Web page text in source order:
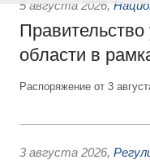
5 августа 2026,
области в
Распоряжение от 3
3 августа 2026,